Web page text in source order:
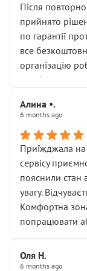
Після
прийнято
по гарантії
все
організацію
сервіс.
Алина •.
6 months ago
Приїжджала
сервісу
пояснили стан
увагу.
Комфортна
попрацювати
Оля Н.
6 months ago